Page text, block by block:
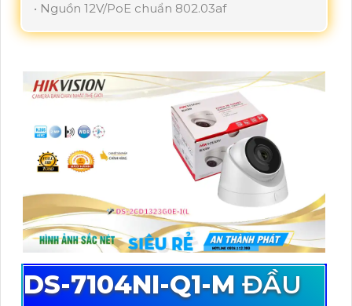
• Nguồn 12V/PoE chuẩn 802.03af
DS-7104NI-Q1-M ĐẦU